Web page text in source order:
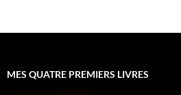
MES QUATRE PREMIERS LIVRES